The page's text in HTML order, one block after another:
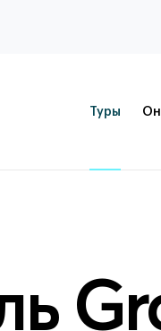
Туры